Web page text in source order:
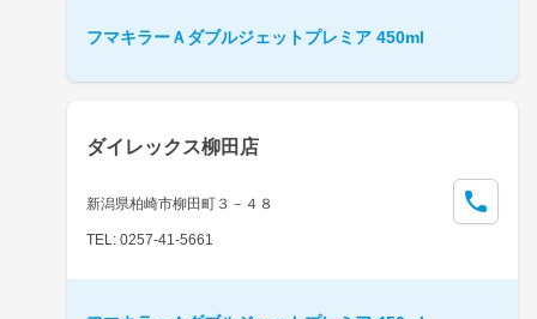
フマキラーＡダブルジェットプレミア 450ml
ダイレックス柳田店
新潟県柏崎市柳田町３－４８
TEL: 0257-41-5661